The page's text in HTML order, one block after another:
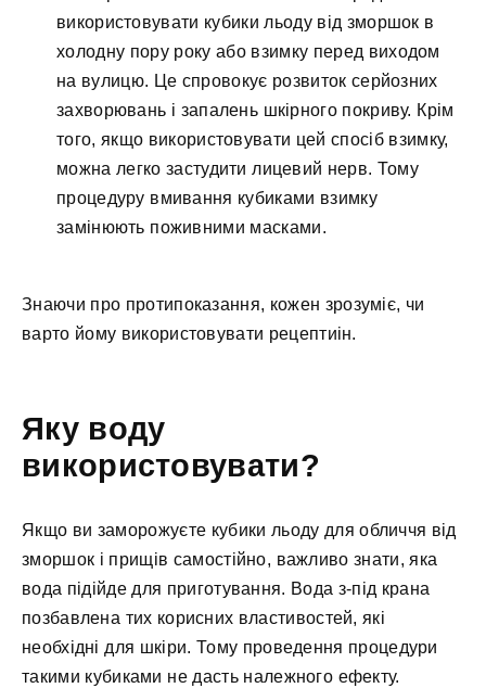
використовувати кубики льоду від зморшок в
холодну пору року або взимку перед виходом
на вулицю. Це спровокує розвиток серйозних
захворювань і запалень шкірного покриву. Крім
того, якщо використовувати цей спосіб взимку,
можна легко застудити лицевий нерв. Тому
процедуру вмивання кубиками взимку
замінюють поживними масками.
Знаючи про протипоказання, кожен зрозуміє, чи
варто йому використовувати рецептиін.
Яку воду
використовувати?
Якщо ви заморожуєте кубики льоду для обличчя від
зморшок і прищів самостійно, важливо знати, яка
вода підійде для приготування. Вода з-під крана
позбавлена ​​тих корисних властивостей, які
необхідні для шкіри. Тому проведення процедури
такими кубиками не дасть належного ефекту.